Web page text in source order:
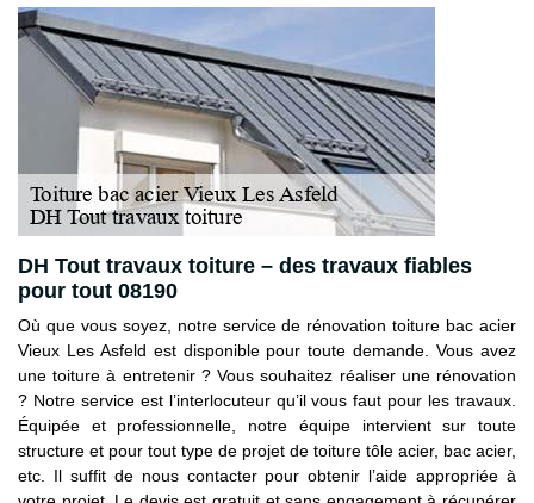
DH Tout travaux toiture – des travaux fiables
pour tout 08190
Où que vous soyez, notre service de rénovation toiture bac acier
Vieux Les Asfeld est disponible pour toute demande. Vous avez
une toiture à entretenir ? Vous souhaitez réaliser une rénovation
? Notre service est l’interlocuteur qu’il vous faut pour les travaux.
Équipée et professionnelle, notre équipe intervient sur toute
structure et pour tout type de projet de toiture tôle acier, bac acier,
etc. Il suffit de nous contacter pour obtenir l’aide appropriée à